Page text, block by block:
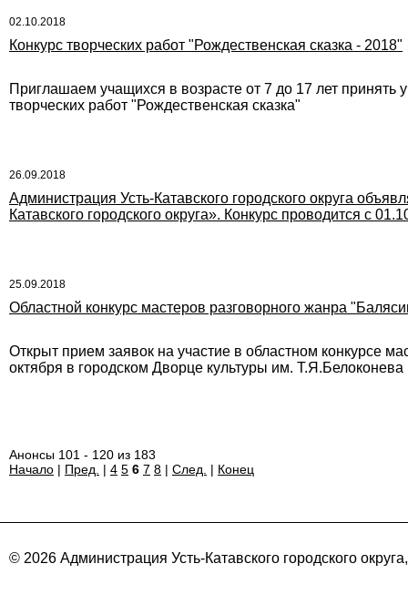
02.10.2018
Конкурс творческих работ "Рождественская сказка - 2018"
Приглашаем учащихся в возрасте от 7 до 17 лет принять
творческих работ "Рождественская сказка"
26.09.2018
Администрация Усть-Катавского городского округа
Катавского городского округа». Конкурс проводится с
25.09.2018
Областной конкурс мастеров разговорного жанра
Открыт прием заявок на участие в областном конкурсе
октября в городском Дворце культуры им. Т.Я.Белоконева
Анонсы 101 - 120 из 183
Начало | Пред. | 4 5 6 7 8 | След. | Конец
© 2026 Администрация Усть-Катавского городского